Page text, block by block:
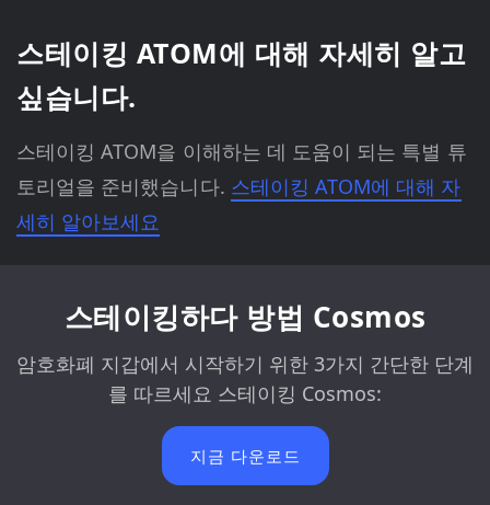
스테이킹 ATOM에 대해 자세히 알고
싶습니다.
스테이킹 ATOM을 이해하는 데 도움이 되는 특별 튜
토리얼을 준비했습니다. 스테이킹 ATOM에 대해 자
세히 알아보세요
스테이킹하다 방법 Cosmos
암호화폐 지갑에서 시작하기 위한 3가지 간단한 단계
를 따르세요 스테이킹 Cosmos:
지금 다운로드